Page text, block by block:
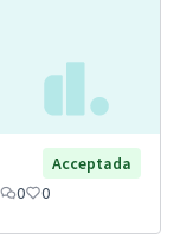
Acceptada
0 0